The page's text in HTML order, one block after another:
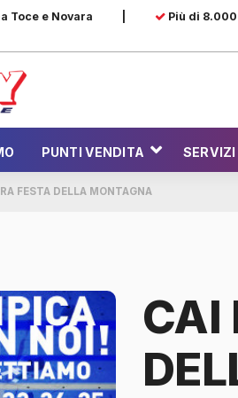
Toce e Novara
Più di
PUNTI VENDITA SERVIZI
FESTA DELLA MONTAGNA
CAI